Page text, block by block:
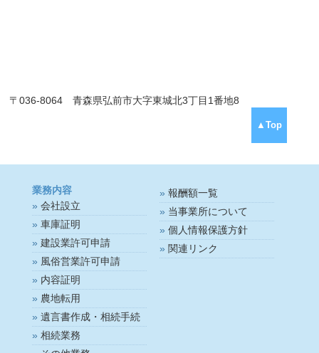
〒036-8064 青森県弘前市大字東城北3丁目1番地8
▲Top
業務内容
会社設立
車庫証明
建設業許可申請
風俗営業許可申請
内容証明
農地転用
遺言書作成・相続手続
相続業務
報酬額一覧
当事業所について
個人情報保護方針
関連リンク